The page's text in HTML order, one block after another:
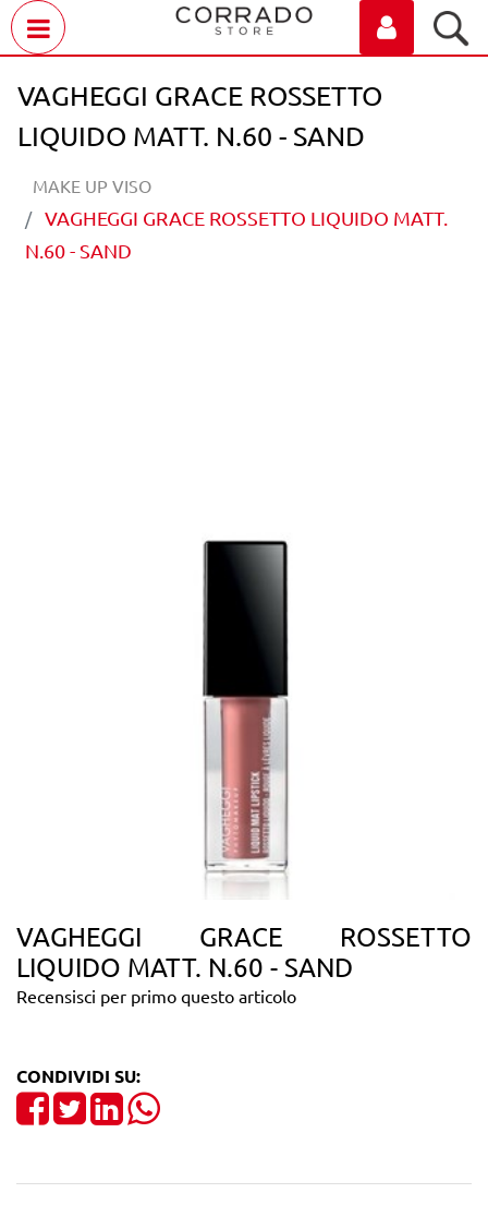
VAGHEGGI GRACE ROSSETTO
LIQUIDO MATT. N.60 - SAND
MAKE UP VISO
VAGHEGGI GRACE ROSSETTO LIQUIDO MATT.
N.60 - SAND
VAGHEGGI GRACE ROSSETTO
LIQUIDO MATT. N.60 - SAND
Recensisci per primo questo articolo
CONDIVIDI SU:
Share on Facebook
TweetShare on LinkedIn